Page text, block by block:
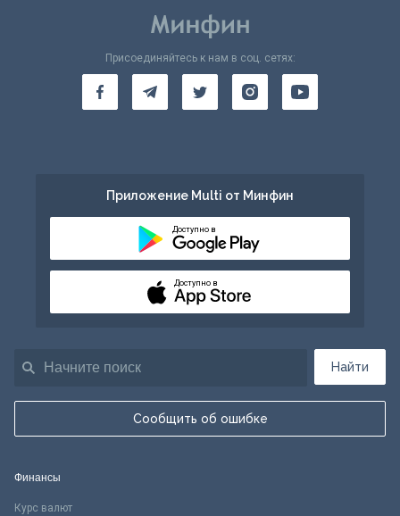
Найти
Сообщить об ошибке
Присоединяйтесь к нам в соц. сетях:
Приложение Multi от Минфин
Доступно в
Доступно в
Финансы
Курс валют